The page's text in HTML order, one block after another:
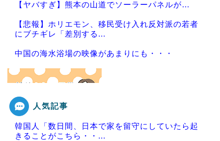
【ヤバすぎ】熊本の山道でソーラーパネルが…
【悲報】ホリエモン、移民受け入れ反対派の若者
にブチギレ「差別する...
中国の海水浴場の映像があまりにも・・・
Powered by livedoor 相互RSS
人気記事
韓国人「数日間、日本で家を留守にしていたら起
きることがこちら・・...